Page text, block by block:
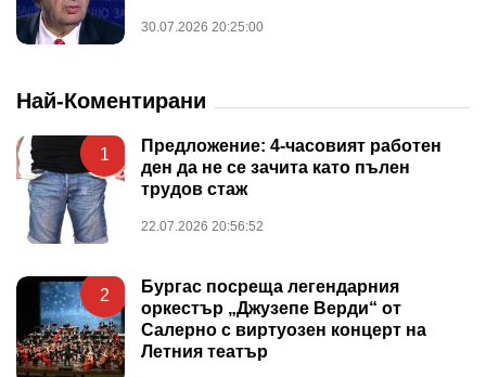
30.07.2026 20:25:00
Най-Коментирани
1
Предложение: 4-часовият работен
ден да не се зачита като пълен
трудов стаж
22.07.2026 20:56:52
2
Бургас посреща легендарния
оркестър „Джузепе Верди“ от
Салерно с виртуозен концерт на
Летния театър